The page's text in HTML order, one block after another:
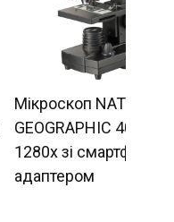
Мікроскоп NATIONAL
GEOGRAPHIC 40x–
1280x зі смартфон-
адаптером